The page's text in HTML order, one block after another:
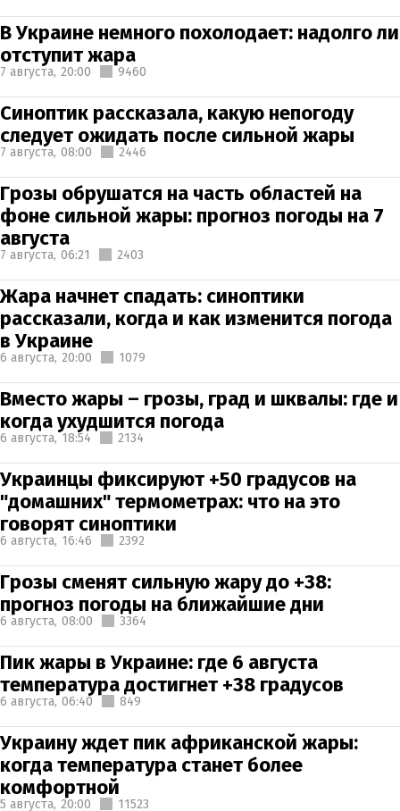
В Украине немного похолодает: надолго ли
отступит жара
7 августа, 20:00 9460
Синоптик рассказала, какую непогоду
следует ожидать после сильной жары
7 августа, 08:00 2446
Грозы обрушатся на часть областей на
фоне сильной жары: прогноз погоды на 7
августа
7 августа, 06:21 2403
Жара начнет спадать: синоптики
рассказали, когда и как изменится погода
в Украине
6 августа, 20:00 1079
Вместо жары – грозы, град и шквалы: где и
когда ухудшится погода
6 августа, 18:54 2134
Украинцы фиксируют +50 градусов на
"домашних" термометрах: что на это
говорят синоптики
6 августа, 16:46 2392
Грозы сменят сильную жару до +38:
прогноз погоды на ближайшие дни
6 августа, 08:00 3364
Пик жары в Украине: где 6 августа
температура достигнет +38 градусов
6 августа, 06:40 849
Украину ждет пик африканской жары:
когда температура станет более
комфортной
5 августа, 20:00 11523